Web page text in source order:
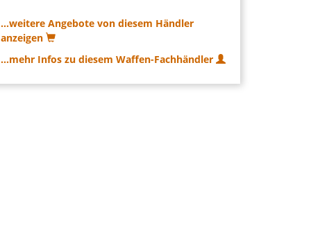
...weitere Angebote von diesem Händler
anzeigen
...mehr Infos zu diesem Waffen-Fachhändler